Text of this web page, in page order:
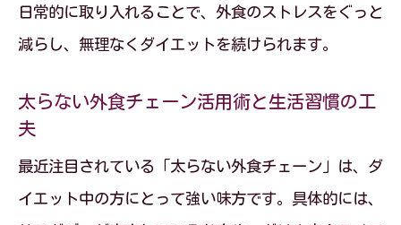
ダイエット中でも外食を我慢しない生活
ファミレス利用時の太りにくい工夫集
生活習慣・食事ノウハウで選ぶファミレ
日常的に取り入れることで、外食のストレスをぐっと
減らし、無理なくダイエットを続けられます。
太らない外食チェーン活用術と生活習慣の工
夫
最近注目されている「太らない外食チェーン」は、ダ
イエット中の方にとって強い味方です。具体的には、